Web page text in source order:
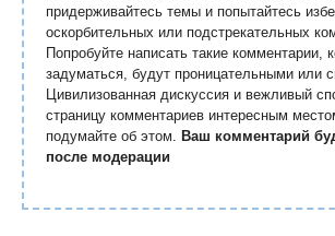
придерживайтесь темы и попытайтесь
оскорбительных или подстрекательных
Попробуйте написать такие комментарии,
задуматься, будут проницательными или
Цивилизованная дискуссия и вежливый
страницу комментариев интересным
подумайте об этом. Ваш комментарий
после модерации